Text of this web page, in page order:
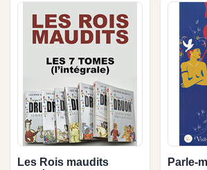
Les Rois maudits
Parle-